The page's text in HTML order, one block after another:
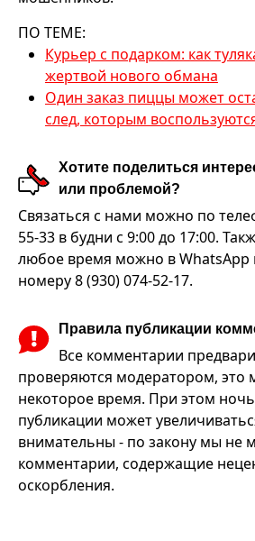
ПО ТЕМЕ:
Курьер с подарком: как
жертвой нового обмана
Один заказ пиццы может
след, которым
Хотите поделиться
или проблемой?
Связаться с нами можно по
55-33 в будни с 9:00 до 17:00.
любое время можно в WhatsApp
номеру 8 (930) 074-52-17.
Правила публикации
Все комментарии
проверяются модератором, это
некоторое время. При этом
публикации может
внимательны - по закону мы не
комментарии, содержащие
оскорбления.